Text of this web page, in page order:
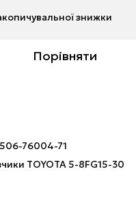
знижки
Порівняти
76004-71
TOYOTA 5-8FG15-30